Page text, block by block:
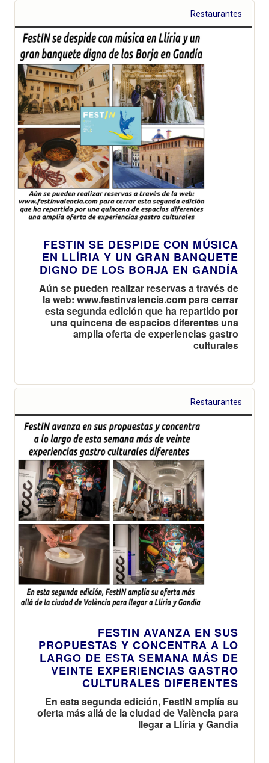
Restaurantes
FESTIN SE DESPIDE CON MÚSICA
EN LLÍRIA Y UN GRAN BANQUETE
DIGNO DE LOS BORJA EN GANDÍA
Aún se pueden realizar reservas a través de
la web: www.festinvalencia.com para cerrar
esta segunda edición que ha repartido por
una quincena de espacios diferentes una
amplia oferta de experiencias gastro
culturales
Restaurantes
FESTIN AVANZA EN SUS
PROPUESTAS Y CONCENTRA A LO
LARGO DE ESTA SEMANA MÁS DE
VEINTE EXPERIENCIAS GASTRO
CULTURALES DIFERENTES
En esta segunda edición, FestIN amplía su
oferta más allá de la ciudad de València para
llegar a Llíria y Gandia